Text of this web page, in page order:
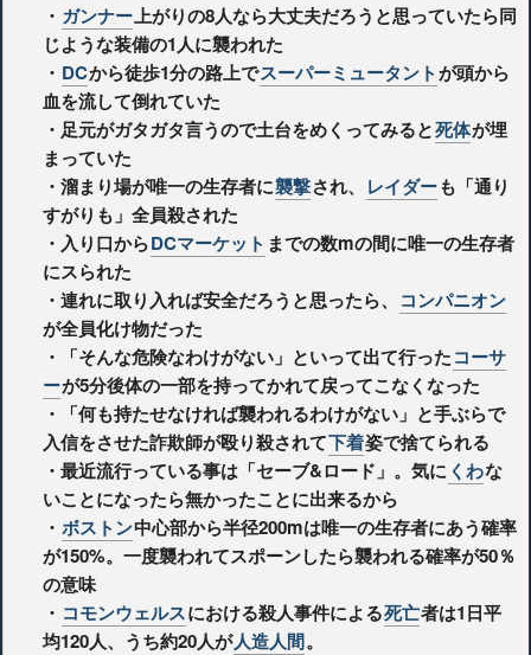
・ ガンナー上がりの8人なら大丈夫だろうと思っていたら同
じような装備の1人に襲われた
・ DCから徒歩1分の路上でスーパーミュータントが頭から
血を流して倒れていた
・足元がガタガタ言うので土台をめくってみると死体が埋
まっていた
・溜まり場が唯一の生存者に襲撃され、 レイダーも「通り
すがりも」全員殺された
・入り口からDCマーケット までの数mの間に唯一の生存者
にスられた
・連れに取り入れば安全だろうと思ったら、 コンパニオン
が全員化け物だった
・「そんな危険なわけがない」といって出て行ったコーサ
ーが5分後体の一部を持ってかれて戻ってこなくなった
・「何も持たせなければ襲われるわけがない」と手ぶらで
入信をさせた詐欺師が殴り殺されて下着姿で捨てられる
・最近流行っている事は「セーブ&ロード」。気に くわな
いことになったら無かったことに出来るから
・ ボストン中心部から半径200mは唯一の生存者にあう確率
が150%。一度襲われてスポーンしたら襲われる確率が50％
の意味
・ コモンウェルスにおける殺人事件による死亡者は1日平
均120人、うち約20人が人造人間。